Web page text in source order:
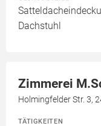
Dachstuhl
Zimmerei
Holmingfelder Str. 3,
TÄTIGKEITEN